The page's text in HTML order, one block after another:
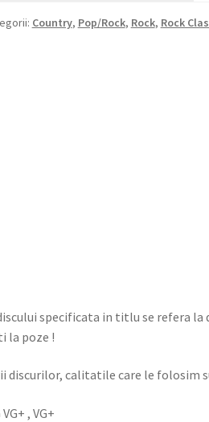
Country, Pop/Rock, Rock, Rock
specificata in titlu se refera
la poze !
discurilor, calitatile care le folosim
VG+ , VG+